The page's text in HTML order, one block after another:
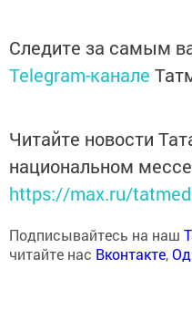
Следите за самым
Telegram-канале
Читайте новости
национальном
https://max.ru/
Подписывайтесь на наш
читайте нас Вконтакте,